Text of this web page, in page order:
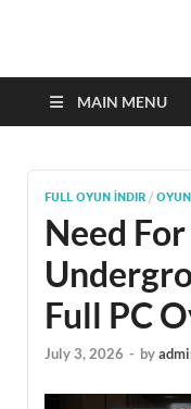
MAIN MENU
FULL OYUN İNDIR / OYUN
Need For
Full PC
July 3, 2026 - by